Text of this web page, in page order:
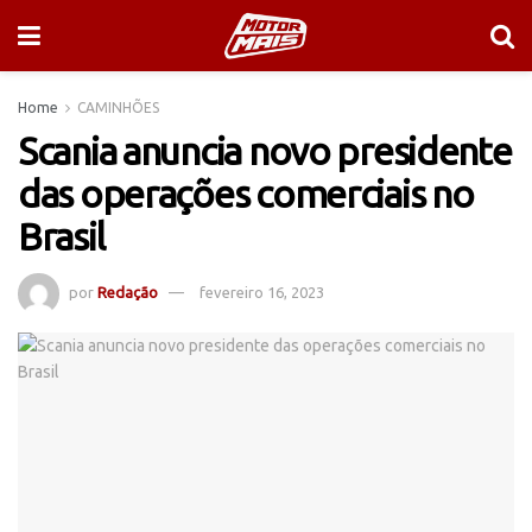
Home CAMINHÕES
Scania anuncia novo presidente
das operações comerciais no
Brasil
por Redação fevereiro 16, 2023